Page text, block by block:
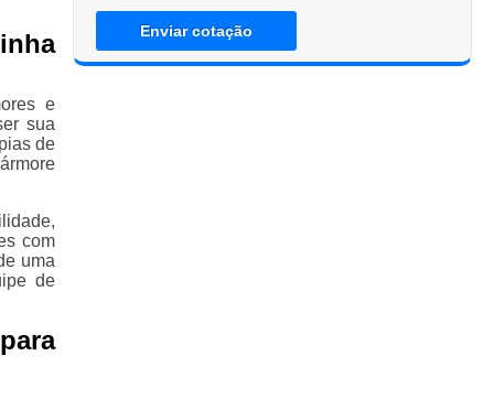
e
sua
de
com
uma
de
Enviar cotação